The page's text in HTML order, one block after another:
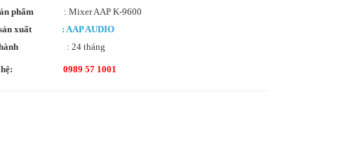
phẩm
: Mixer AAP K-9600
xuất
: AAP AUDIO
: 24 tháng
0989 57 1001